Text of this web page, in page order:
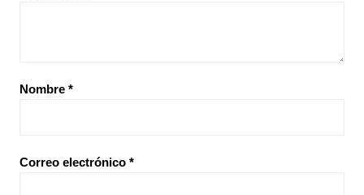
Nombre *
Correo electrónico *